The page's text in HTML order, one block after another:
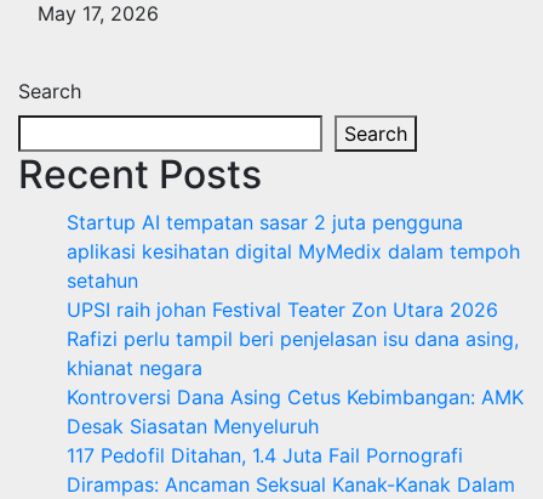
May 17, 2026
Search
Search
Recent Posts
Startup AI tempatan sasar 2 juta pengguna
aplikasi kesihatan digital MyMedix dalam tempoh
setahun
UPSI raih johan Festival Teater Zon Utara 2026
Rafizi perlu tampil beri penjelasan isu dana asing,
khianat negara
Kontroversi Dana Asing Cetus Kebimbangan: AMK
Desak Siasatan Menyeluruh
117 Pedofil Ditahan, 1.4 Juta Fail Pornografi
Dirampas: Ancaman Seksual Kanak-Kanak Dalam